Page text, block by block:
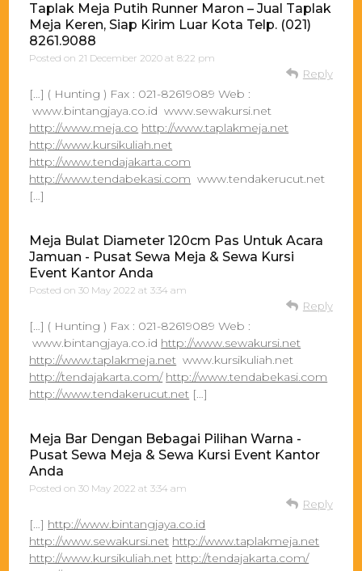
Taplak Meja Putih Runner Maron – Jual Taplak
Meja Keren, Siap Kirim Luar Kota Telp. (021)
8261.9088
Posted on 21 December 2020 at 8:22 pm
Reply
[…] ( Hunting ) Fax : 021-82619089 Web :
www.bintangjaya.co.id www.sewakursi.net
http://www.meja.co http://www.taplakmeja.net
http://www.kursikuliah.net
http://www.tendajakarta.com
http://www.tendabekasi.com www.tendakerucut.net
[…]
Meja Bulat Diameter 120cm Pas Untuk Acara
Jamuan - Pusat Sewa Meja & Sewa Kursi
Event Kantor Anda
Posted on30 May 2022 at 3:34 am
Reply
[…] ( Hunting ) Fax : 021-82619089 Web :
www.bintangjaya.co.id http://www.sewakursi.net
http://www.taplakmeja.net www.kursikuliah.net
http://tendajakarta.com/ http://www.tendabekasi.com
http://www.tendakerucut.net […]
Meja Bar Dengan Bebagai Pilihan Warna -
Pusat Sewa Meja & Sewa Kursi Event Kantor
Anda
Posted on30 May 2022 at 3:34 am
Reply
[…] http://www.bintangjaya.co.id
http://www.sewakursi.net http://www.taplakmeja.net
http://www.kursikuliah.net http://tendajakarta.com/